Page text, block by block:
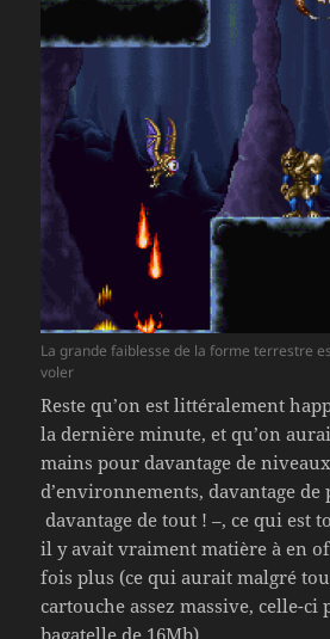
La grande faiblesse de la forme terrestre
voler
Reste qu’on est littéralement
la dernière minute, et qu’on
mains pour davantage de
d’environnements, davantage
davantage de tout ! –, ce qui est
il y avait vraiment matière à en
fois plus (ce qui aurait malgré
cartouche assez massive, celle-ci